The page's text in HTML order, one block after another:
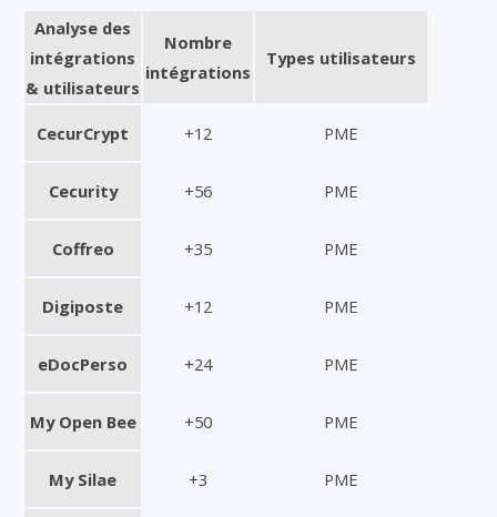
Analyse des
intégrations
& utilisateurs
Nombre
intégrations
Types utilisateurs
CecurCrypt +12 PME
Cecurity +56 PME
Coffreo +35 PME
Digiposte +12 PME
eDocPerso +24 PME
My Open Bee +50 PME
My Silae +3 PME